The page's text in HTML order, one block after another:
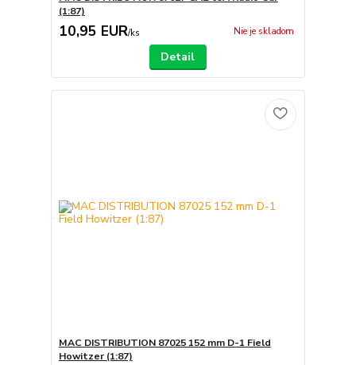
(1:87)
10,95 EUR/ks Nie je skladom
Detail
MAC DISTRIBUTION 87025 152 mm D-1 Field
Howitzer (1:87)